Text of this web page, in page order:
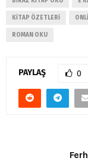
KITAP ÖZETLERI
ROMAN OKU
PAYLAŞ 0